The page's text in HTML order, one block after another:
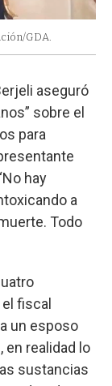
GDA.
aseguró
sobre el
para
hay
a
Todo
fiscal
un esposo
en realidad lo
sustancias